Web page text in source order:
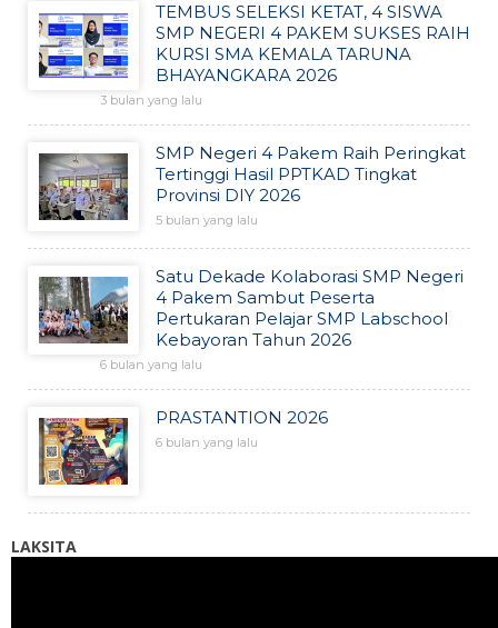
TEMBUS SELEKSI KETAT, 4 SISWA
SMP NEGERI 4 PAKEM SUKSES RAIH
KURSI SMA KEMALA TARUNA
BHAYANGKARA 2026
3 bulan yang lalu
SMP Negeri 4 Pakem Raih Peringkat
Tertinggi Hasil PPTKAD Tingkat
Provinsi DIY 2026
5 bulan yang lalu
Satu Dekade Kolaborasi SMP Negeri
4 Pakem Sambut Peserta
Pertukaran Pelajar SMP Labschool
Kebayoran Tahun 2026
6 bulan yang lalu
PRASTANTION 2026
6 bulan yang lalu
LAKSITA